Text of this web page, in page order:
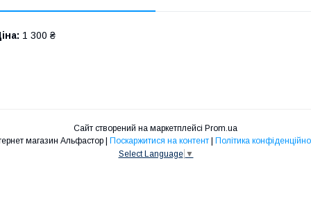
1 300 ₴
Сайт створений на маркетплейсі Prom.ua
Інтернет магазин Альфастор | Поскаржитися на контент | Політика
Select Language ▼